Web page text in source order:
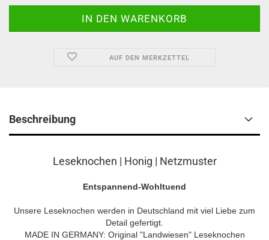
AUF DEN MERKZETTEL
Beschreibung
Leseknochen | Honig | Netzmuster
Entspannend-Wohltuend
Unsere Leseknochen werden in Deutschland mit viel Liebe zum
Detail gefertigt.
MADE IN GERMANY: Original "Landwiesen" Leseknochen